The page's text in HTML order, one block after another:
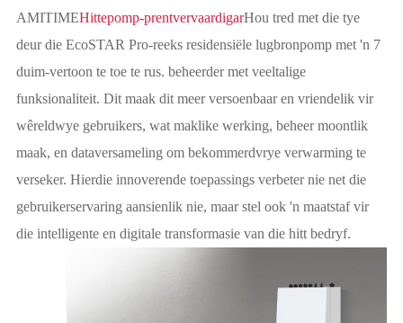
AMITIMEHittepomp-prentvervaardigarHou tred met die tye
deur die EcoSTAR Pro-reeks residensiële lugbronpomp met 'n 7
duim-vertoon te toe te rus. beheerder met veeltalige
funksionaliteit. Dit maak dit meer versoenbaar en vriendelik vir
wêreldwye gebruikers, wat maklike werking, beheer moontlik
maak, en dataversameling om bekommerdvrye verwarming te
verseker. Hierdie innoverende toepassings verbeter nie net die
gebruikerservaring aansienlik nie, maar stel ook 'n maatstaf vir
die intelligente en digitale transformasie van die hitt bedryf.